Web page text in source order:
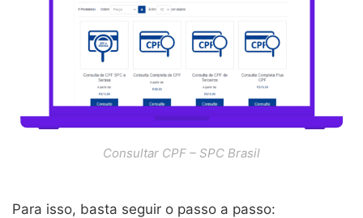
Consultar CPF – SPC Brasil
Para isso, basta seguir o passo a passo: